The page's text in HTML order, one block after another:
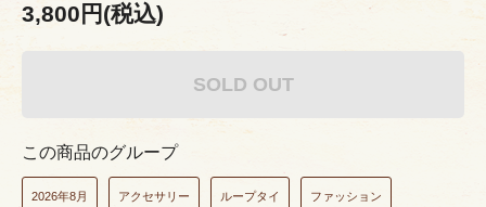
3,800円(税込)
SOLD OUT
この商品のグループ
2026年8月 アクセサリー ループタイ ファッション